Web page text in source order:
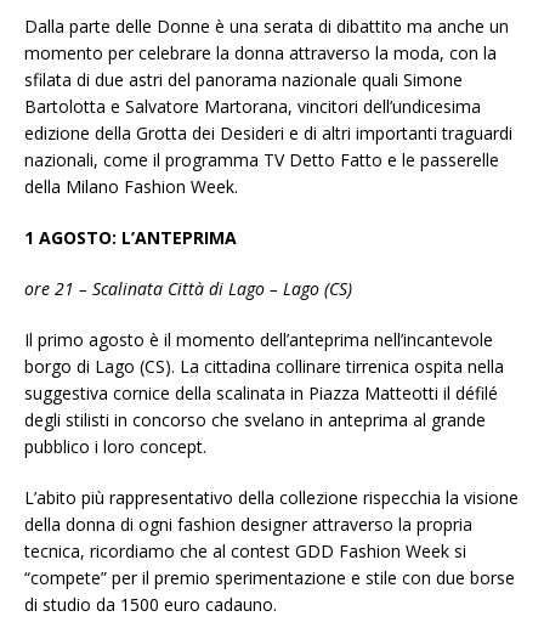
Dalla parte delle Donne è una serata di dibattito ma anche un
momento per celebrare la donna attraverso la moda, con la
sfilata di due astri del panorama nazionale quali Simone
Bartolotta e Salvatore Martorana, vincitori dell’undicesima
edizione della Grotta dei Desideri e di altri importanti traguardi
nazionali, come il programma TV Detto Fatto e le passerelle
della Milano Fashion Week.
1 AGOSTO: L’ANTEPRIMA
ore 21 – Scalinata Città di Lago – Lago (CS)
Il primo agosto è il momento dell’anteprima nell’incantevole
borgo di Lago (CS). La cittadina collinare tirrenica ospita nella
suggestiva cornice della scalinata in Piazza Matteotti il défilé
degli stilisti in concorso che svelano in anteprima al grande
pubblico i loro concept.
L’abito più rappresentativo della collezione rispecchia la visione
della donna di ogni fashion designer attraverso la propria
tecnica, ricordiamo che al contest GDD Fashion Week si
“compete” per il premio sperimentazione e stile con due borse
di studio da 1500 euro cadauno.